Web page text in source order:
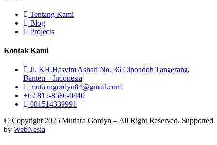
Tentang Kami
Blog
Projects
Kontak Kami
Jl. KH.Hasyim Ashari No. 36 Cipondoh Tangerang,
Banten – Indonesia
mutiaragordyn84@gmail.com
+62 815-8586-0440
081514339991
© Copyright 2025 Mutiara Gordyn – All Right Reserved. Supported
by WebNesia.